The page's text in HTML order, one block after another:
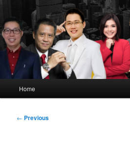
Home
Post
← Previous